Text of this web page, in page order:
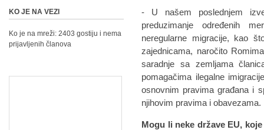
- U našem poslednjem
preduzimanje određenih
neregularne migracije, kao
zajednicama, naročito
saradnje sa zemljama
pomagačima ilegalne
osnovnim pravima građana i
njihovim pravima i obavezama.
Mogu li neke države EU,
KO JE NA VEZI
Ko je na mreži: 2403 gostiju i nema
prijavljenih članova